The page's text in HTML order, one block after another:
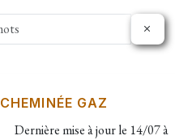
CHEMINÉE GAZ
Dernière mise à jour le 14/07 à